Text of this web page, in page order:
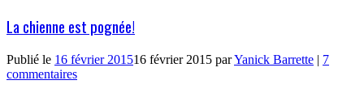
La chienne est pognée!
Publié le 16 février 201516 février 2015 parYanick Barrette | 7
commentaires